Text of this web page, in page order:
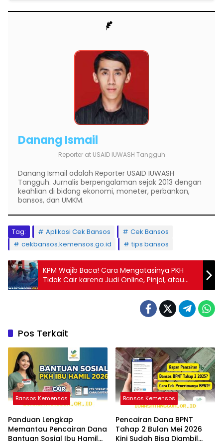
(Keluarga Penerima Manfaat) membutuhkan waktu 2-6
bulan. Tahapannya meliputi: verifikasi dokumen,
oleh petugas atau pendamping sosial, penetapan
peringkat desil, dan SK penetapan dari Kemensos. Durasi
bisa berbeda tergantung antrian dan kuota di masing-
Danang Ismail
Reporter at USAID IUWASH Tangguh
Danang Ismail adalah Reporter USAID IUWASH
Tangguh. Jurnalis berpengalaman sejak 2013 dengan
keahlian di bidang ekonomi, moneter, perbankan,
bansos, dan UMKM.
Tag: Aplikasi Cek Bansos
Cek Bansos
cekbansos.kemensos.go.id
tips bansos
KPM Wajib Baca! Cara Mengatasinya PKH
Tidak Cair karena Judi Online, Pinjol, atau
Paylater
Pos Terkait
Bansos Kemensos
Panduan Lengkap
Memantau Pencairan Dana
Bantuan Sosial Ibu Hamil
Bansos Kemensos
Pencairan Dana BPNT
Tahap 2 Bulan Mei 2026
Kini Sudah Bisa Diambil